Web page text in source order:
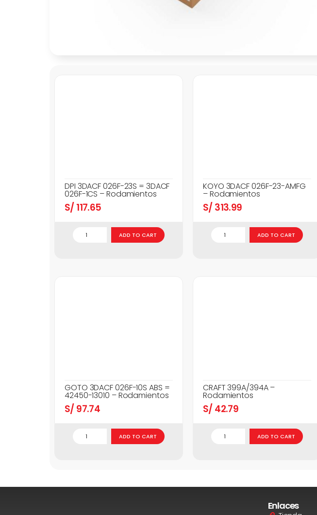
DPI 3DACF 026F-23S = 3DACF
026F-1CS – Rodamientos
S/ 117.65
ADD TO CART
KOYO 3DACF 026F-23-AMFG
– Rodamientos
S/ 313.99
ADD TO CART
GOTO 3DACF 026F-10S ABS =
42450-13010 – Rodamientos
S/ 97.74
ADD TO CART
CRAFT 399A/394A –
Rodamientos
S/ 42.79
ADD TO CART
Enlaces